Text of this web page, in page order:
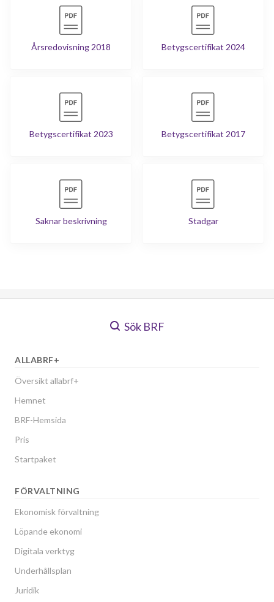
Årsredovisning 2018 Betygscertifikat 2024
Betygscertifikat 2023 Betygscertifikat 2017
Saknar beskrivning Stadgar
Sök BRF
ALLABRF+
Översikt allabrf+
Hemnet
BRF-Hemsida
Pris
Startpaket
FÖRVALTNING
Ekonomisk förvaltning
Löpande ekonomi
Digitala verktyg
Underhållsplan
Juridik